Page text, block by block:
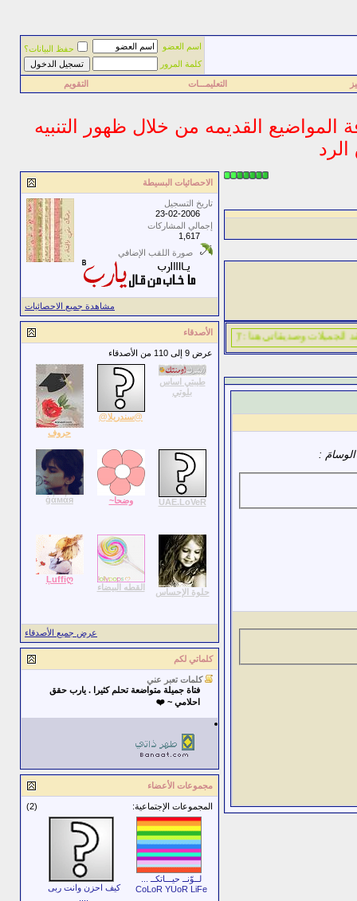
اسم العضو
حفظ البيانات؟
كلمة المرور
التعليمـــات التقويم
المواضيع القديمه من خلال ظهور التنبيه
وصديقاتي هنا :"(
:
الاحصائيات البسيطة
تاريخ التسجيل
23-02-2006
إجمالي المشاركات
1,617
صورة اللقب الإضافي
مشاهدة جميع الاحصائيات
الأصدقاء
عرض 9 إلى 110 من الأصدقاء
طيبتي اساس
بلوتي
@سندريلا@
حروف
UAE.LoVeR وضحا~ ģάмάя
حلوة الإحساس القطه البيضاء
Ļuffiღ
عرض جميع الأصدقاء
كلماتي لكم
كلمات تعبر عني
فتاة جميلة متواضعة تحلم كثيرا . يارب حقق
احلامي ~ ❤️
مجموعات الأعضاء
(2) المجموعات الإجتماعية:
لــوّنــ حيـــاتكــ ...
CoLoR YUoR LiFe
كيف احزن وانت ربى